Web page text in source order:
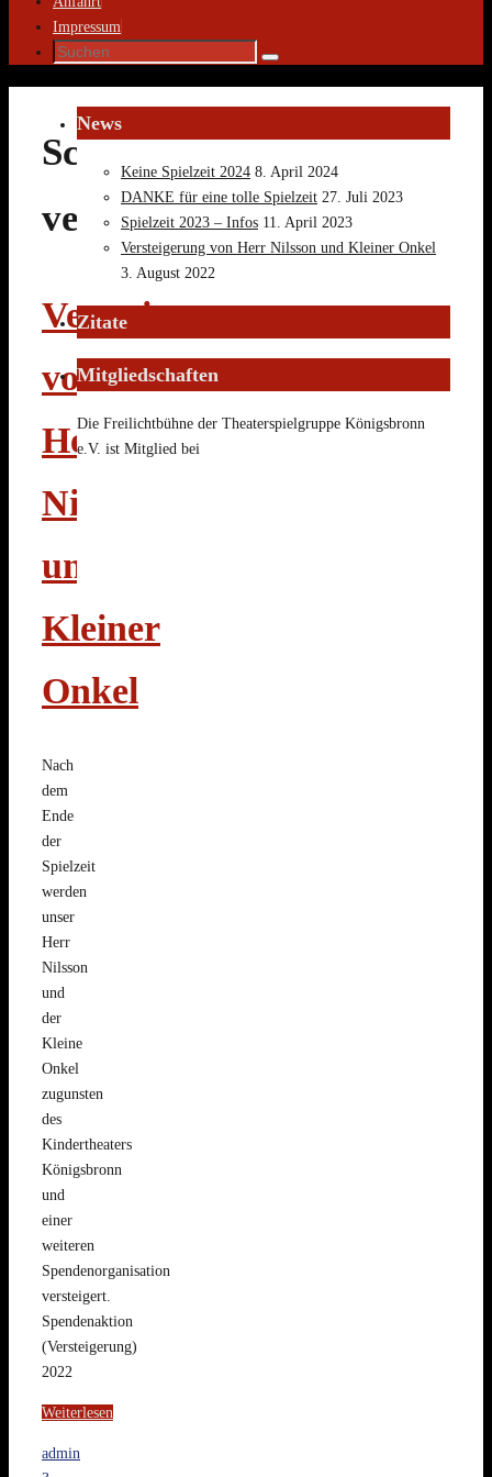
Impressum
Suche
Suchen
Schlagwort:
versteigerung
Versteigerung
von
Herr
Nilsson
und
Kleiner
Onkel
Nach
dem
Ende
der
Spielzeit
werden
unser
Herr
Nilsson
und
der
Kleine
Onkel
zugunsten
des
Kindertheaters
Königsbronn
und
einer
weiteren
Spendenorganisation
versteigert.
Spendenaktion
(Versteigerung)
2022
Weiterlesen
admin
News
Keine Spielzeit 2024 8. April 2024
DANKE für eine tolle Spielzeit 27. Juli 2023
Spielzeit 2023 – Infos 11. April 2023
Versteigerung von Herr Nilsson und Kleiner Onkel
3. August 2022
Zitate
Mitgliedschaften
Die Freilichtbühne der Theaterspielgruppe Königsbronn
e.V. ist Mitglied bei